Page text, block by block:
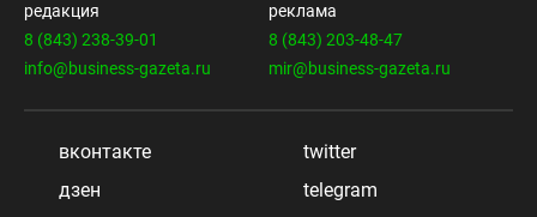
редакция
8 (843) 238-39-01
info@business-gazeta.ru
реклама
8 (843) 203-48-47
mir@business-gazeta.ru
вконтакте
twitter
дзен
telegram